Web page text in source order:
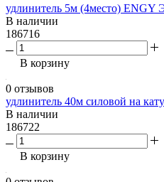
удлинитель 5м (4место) ENGY
В наличии
186716
В корзину
0 отзывов
удлинитель 40м силовой на
В наличии
186722
В корзину